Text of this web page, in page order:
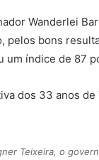
Wanderlei
pelos bons
um índice de 87
dos 33 anos
Teixeira, o